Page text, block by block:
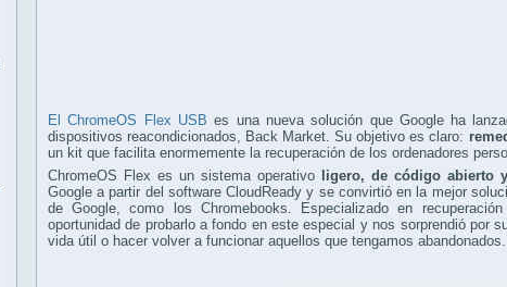
El ChromeOS Flex USB es una nueva solución que Google ha
dispositivos reacondicionados, Back Market. Su objetivo es claro:
un kit que facilita enormemente la recuperación de los ordenadores
ChromeOS Flex es un sistema operativo
ligero, de código abierto
Google a partir del software CloudReady y se convirtió en la mejor
de Google, como los Chromebooks. Especializado en
oportunidad de probarlo a fondo en este especial y nos sorprendió por
vida útil o hacer volver a funcionar aquellos que tengamos abandonados.